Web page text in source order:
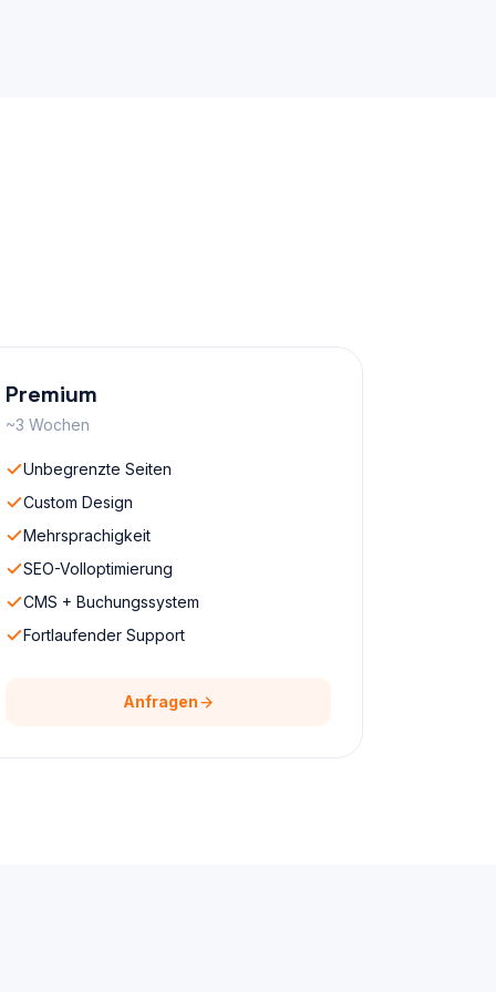
Premium
~3 Wochen
Unbegrenzte Seiten
Custom Design
Mehrsprachigkeit
SEO-Volloptimierung
CMS + Buchungssystem
Fortlaufender Support
Anfragen